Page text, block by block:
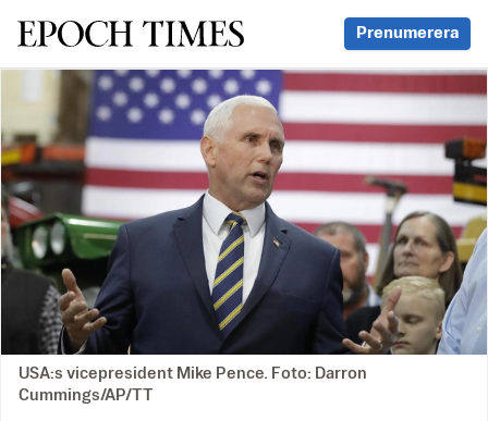
Svenska Epoch Times Prenumerera
USA:s vicepresident Mike Pence. Foto: Darron
Cummings/AP/TT